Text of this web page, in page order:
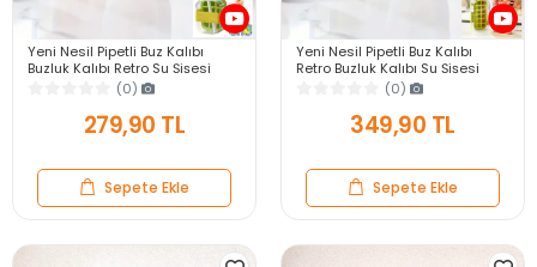
Yeni Nesil Pipetli Buz Kalıbı
Buzluk Kalıbı Retro Su Şişesi
Kapaklı Taşınabilir Buz Küpü
(0)
279,90 TL
Sepete Ekle
Yeni Nesil Pipetli Buz Kalıbı
Retro Buzluk Kalıbı Su Şişesi
Kapaklı Taşınabilir Buz Küpü
(0)
349,90 TL
Sepete Ekle